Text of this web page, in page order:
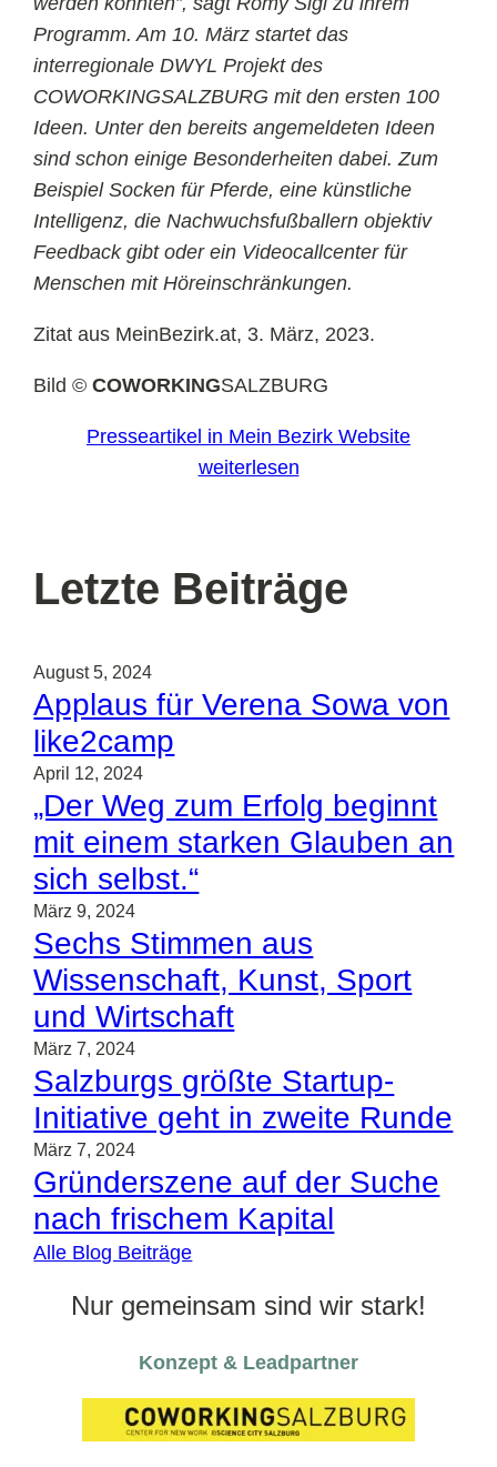
Programm. Am 10. März startet das
interregionale DWYL Projekt des
COWORKINGSALZBURG mit den ersten 100
Ideen. Unter den bereits angemeldeten Ideen
sind schon einige Besonderheiten dabei. Zum
Beispiel Socken für Pferde, eine künstliche
Intelligenz, die Nachwuchsfußballern objektiv
Feedback gibt oder ein Videocallcenter für
Menschen mit Höreinschränkungen.
Zitat aus MeinBezirk.at, 3. März, 2023.
Bild ©COWORKINGSALZBURG
Presseartikel in Mein Bezirk Website
weiterlesen
Letzte Beiträge
August 5, 2024
Applaus für Verena Sowa von
like2camp
April 12, 2024
„Der Weg zum Erfolg beginnt
mit einem starken Glauben an
sich selbst.“
März 9, 2024
Sechs Stimmen aus
Wissenschaft, Kunst, Sport
und Wirtschaft
März 7, 2024
Salzburgs größte Startup-
Initiative geht in zweite Runde
März 7, 2024
Gründerszene auf der Suche
nach frischem Kapital
Alle Blog Beiträge
Nur gemeinsam sind wir stark!
Konzept & Leadpartner